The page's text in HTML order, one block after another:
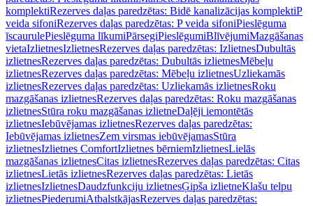
komplektiRezerves daļas paredzētas: Bidē kanalizācijas komplektiP
veida sifoniRezerves daļas paredzētas: P veida sifoniPieslēguma
īscaurulePieslēguma līkumiPārsegiPieslēgumiBlīvējumiMazgāšanas
vietaIzlietnesIzlietnesRezerves daļas paredzētas: IzlietnesDubultās
izlietnesRezerves daļas paredzētas: Dubultās izlietnesMēbeļu
izlietnesRezerves daļas paredzētas: Mēbeļu izlietnesUzliekamās
izlietnesRezerves daļas paredzētas: Uzliekamās izlietnesRoku
mazgāšanas izlietnesRezerves daļas paredzētas: Roku mazgāšanas
izlietnesStūra roku mazgāšanas izlietneDaļēji iemontētās
izlietnesIebūvējamas izlietnesRezerves daļas paredzētas:
Iebūvējamas izlietnesZem virsmas iebūvējamasStūra
izlietnesIzlietnes ComfortIzlietnes bērniemIzlietnesLielās
mazgāšanas izlietnesCitas izlietnesRezerves daļas paredzētas: Citas
izlietnesLietās izlietnesRezerves daļas paredzētas: Lietās
izlietnesIzlietnesDaudzfunkciju izlietnesĢipša izlietneKlašu telpu
izlietnesPiederumiAtbalstkājasRezerves daļas paredzētas: